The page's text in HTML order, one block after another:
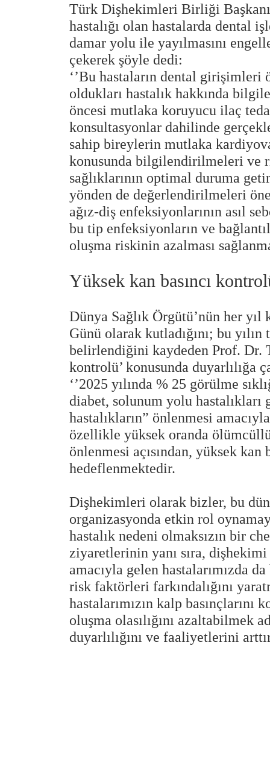
Türk Dişhekimleri Birliği
hastalığı olan hastalarda dental
damar yolu ile yayılmasını
çekerek şöyle dedi:
‘’Bu hastaların dental
oldukları hastalık hakkında
öncesi mutlaka koruyucu ilaç
konsultasyonlar dahilinde
sahip bireylerin mutlaka
konusunda bilgilendirilmeleri ve
sağlıklarının optimal duruma
yönden de değerlendirilmeleri
ağız-diş enfeksiyonlarının asıl
bu tip enfeksiyonların ve
oluşma riskinin azalması
Yüksek kan basıncı
Dünya Sağlık Örgütü’nün her yıl
Günü olarak kutladığını; bu
belirlendiğini kaydeden Prof. Dr.
kontrolü’ konusunda duyarlılığa
‘’2025 yılında % 25 görülme
diabet, solunum yolu hastalıkları
hastalıkların” önlenmesi
özellikle yüksek oranda
önlenmesi açısından, yüksek kan
hedeflenmektedir.
Dişhekimleri olarak bizler, bu
organizasyonda etkin rol
hastalık nedeni olmaksızın bir
ziyaretlerinin yanı sıra,
amacıyla gelen hastalarımızda
risk faktörleri farkındalığını
hastalarımızın kalp
oluşma olasılığını azaltabilmek
duyarlılığını ve faaliyetlerini